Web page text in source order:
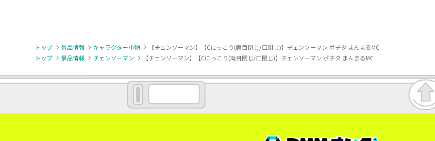
トップ 景品情報 キャラクター小物
【チェンソーマン】【Cにっこり(両目閉じ/口閉じ)】チェンソーマン ポチタ まんまるMC
トップ
景品情報 チェンソーマン 【チェンソーマン】【Cにっこり(両目閉じ/口閉じ)】チェンソーマン ポチタ まんまるMC